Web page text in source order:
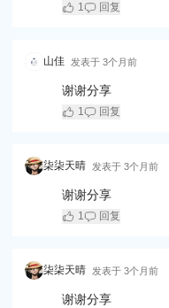
1 回复
山佳 发表于 3个月前
谢谢分享
1 回复
柒柒天晴 发表于 3个月前
谢谢分享
1 回复
柒柒天晴 发表于 3个月前
谢谢分享